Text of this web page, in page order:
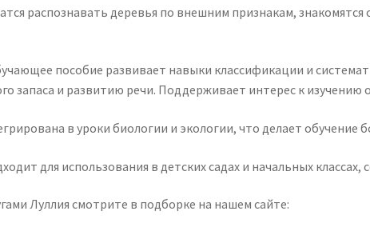
распознавать деревья по внешним признакам,
пособие развивает навыки классификации и
запаса и развитию речи. Поддерживает интерес к
в уроки биологии и экологии, что делает
для использования в детских садах и начальных
Луллия смотрите в подборке на нашем сайте: